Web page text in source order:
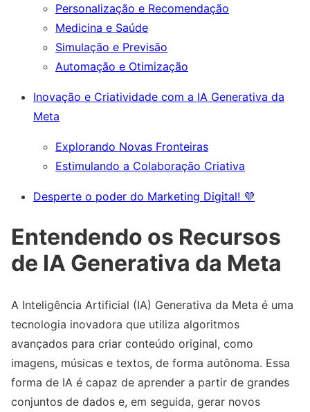
Personalização e Recomendação
Medicina e Saúde
Simulação e Previsão
Automação e Otimização
Inovação e Criatividade com a IA Generativa da
Meta
Explorando Novas Fronteiras
Estimulando a Colaboração Criativa
Desperte o poder do Marketing Digital! 💜
Entendendo os Recursos
de IA Generativa da Meta
A Inteligência Artificial (IA) Generativa da Meta é uma
tecnologia inovadora que utiliza algoritmos
avançados para criar conteúdo original, como
imagens, músicas e textos, de forma autônoma. Essa
forma de IA é capaz de aprender a partir de grandes
conjuntos de dados e, em seguida, gerar novos